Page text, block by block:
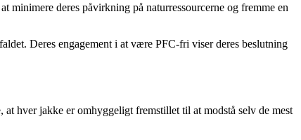
deres påvirkning på naturressourcerne og fremme en
Deres engagement i at være PFC-fri viser deres beslutning
hver jakke er omhyggeligt fremstillet til at modstå selv de mest